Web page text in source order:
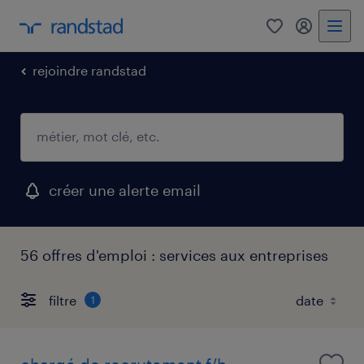
0 mon
rejoindre randstad
créer une alerte email
56 offres d'emploi : services aux entreprises
filtre 1